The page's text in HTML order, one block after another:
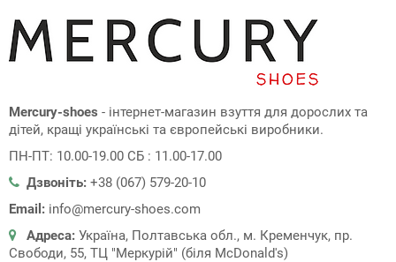
Mercury-shoes - інтернет-магазин взуття для дорослих та
дітей, кращі українські та європейські виробники.
ПН-ПТ: 10.00-19.00 СБ : 11.00-17.00
Дзвоніть: +38 (067) 579-20-10
Email: info@mercury-shoes.com
Адреса: Україна, Полтавська обл., м. Кременчук, пр.
Свободи, 55, ТЦ "Меркурій" (біля McDonald's)